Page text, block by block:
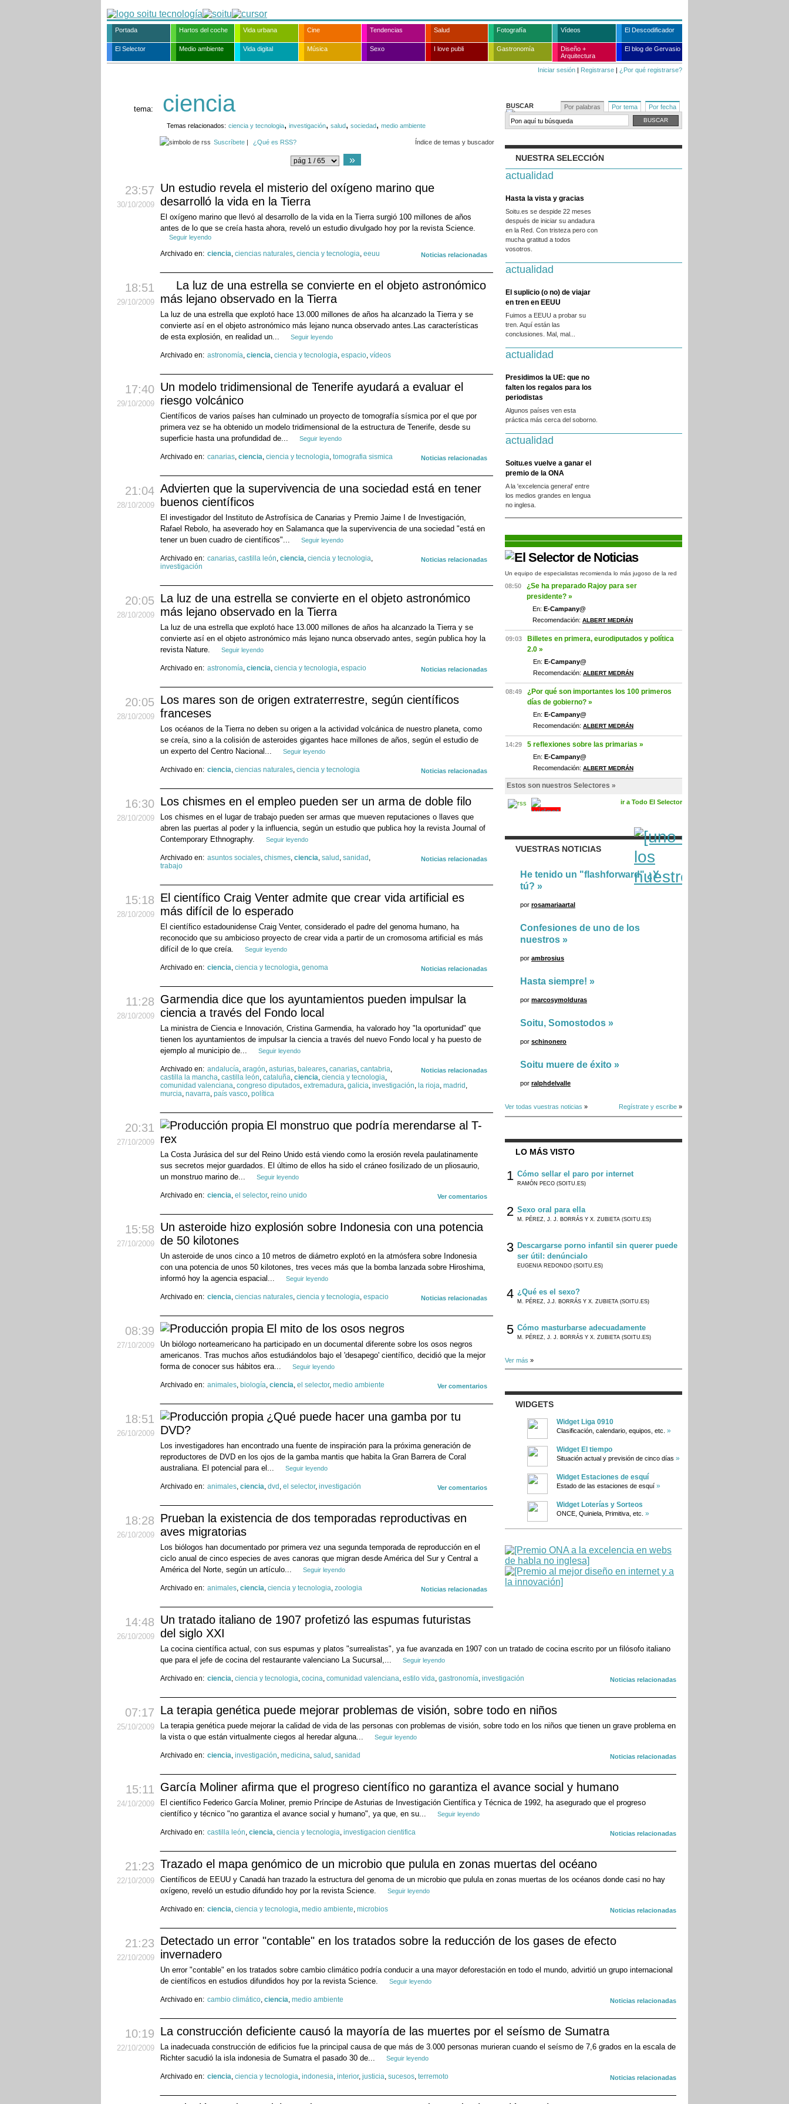
Portada Hartos del coche Vida urbana Cine Tendencias Salud Fotografía Vídeos El Descodificador
El Selector Medio ambiente Vida digital Música Sexo I love publi Gastronomía
Diseño +
Arquitectura
El blog de Gervasio
Iniciar sesión | Registrarse | ¿Por qué registrarse?
BUSCAR Por palabras Por tema Por fecha
NUESTRA SELECCIÓN
actualidad
Hasta la vista y gracias
Soitu.es se despide 22 meses
después de iniciar su andadura
en la Red. Con tristeza pero con
mucha gratitud a todos
vosotros.
actualidad
El suplicio (o no) de viajar
en tren en EEUU
Fuimos a EEUU a probar su
tren. Aquí están las
conclusiones. Mal, mal...
actualidad
Presidimos la UE: que no
falten los regalos para los
periodistas
Algunos países ven esta
práctica más cerca del soborno.
actualidad
Soitu.es vuelve a ganar el
premio de la ONA
A la 'excelencia general' entre
los medios grandes en lengua
no inglesa.
Un equipo de especialistas recomienda lo más jugoso de la red
08:50
¿Se ha preparado Rajoy para ser
presidente? »
En: E-Campany@
Recomendación: ALBERT MEDRÁN
09:03
Billetes en primera, eurodiputados y política
2.0 »
En: E-Campany@
Recomendación: ALBERT MEDRÁN
08:49
¿Por qué son importantes los 100 primeros
días de gobierno? »
En: E-Campany@
Recomendación: ALBERT MEDRÁN
14:29 5 reflexiones sobre las primarias »
En: E-Campany@
Recomendación: ALBERT MEDRÁN
Estos son nuestros Selectores »
ir a Todo El Selector
VUESTRAS NOTICIAS
He tenido un "flashforward" ¿Y
tú? »
por rosamariaartal
Confesiones de uno de los
nuestros »
por ambrosius
Hasta siempre! »
por marcosymolduras
Soitu, Somostodos »
por schinonero
Soitu muere de éxito »
por ralphdelvalle
Ver todas vuestras noticias » Regístrate y escribe »
LO MÁS VISTO
1 Cómo sellar el paro por internet
RAMÓN PECO (SOITU.ES)
2 Sexo oral para ella
M. PÉREZ, J. J. BORRÁS Y X. ZUBIETA (SOITU.ES)
3 Descargarse porno infantil sin querer puede
ser útil: denúncialo
EUGENIA REDONDO (SOITU.ES)
4 ¿Qué es el sexo?
M. PÉREZ, J.J. BORRÁS Y X. ZUBIETA (SOITU.ES)
5 Cómo masturbarse adecuadamente
M. PÉREZ, J. J. BORRÁS Y X. ZUBIETA (SOITU.ES)
Ver más »
WIDGETS
Widget Liga 0910
Clasificación, calendario, equipos, etc. »
Widget El tiempo
Situación actual y previsión de cinco días »
Widget Estaciones de esquí
Estado de las estaciones de esquí »
Widget Loterías y Sorteos
ONCE, Quiniela, Primitiva, etc. »
tema: ciencia
Temas relacionados: ciencia y tecnologia, investigación, salud, sociedad, medio ambiente
Suscríbete ¿Qué es RSS? Índice de temas y buscador
»
23:57
30/10/2009
Un estudio revela el misterio del oxígeno marino que
desarrolló la vida en la Tierra
El oxígeno marino que llevó al desarrollo de la vida en la Tierra surgió 100 millones de años
antes de lo que se creía hasta ahora, reveló un estudio divulgado hoy por la revista Science.
Seguir leyendo
Noticias relacionadas
Archivado en: ciencia, ciencias naturales, ciencia y tecnologia, eeuu
18:51
29/10/2009
La luz de una estrella se convierte en el objeto astronómico
más lejano observado en la Tierra
La luz de una estrella que explotó hace 13.000 millones de años ha alcanzado la Tierra y se
convierte así en el objeto astronómico más lejano nunca observado antes.Las características
de esta explosión, en realidad un...
Seguir leyendo
Archivado en: astronomía, ciencia, ciencia y tecnologia, espacio, vídeos
17:40
29/10/2009
Un modelo tridimensional de Tenerife ayudará a evaluar el
riesgo volcánico
Científicos de varios países han culminado un proyecto de tomografía sísmica por el que por
primera vez se ha obtenido un modelo tridimensional de la estructura de Tenerife, desde su
superficie hasta una profundidad de...
Seguir leyendo
Noticias relacionadas
Archivado en: canarias, ciencia, ciencia y tecnologia, tomografia sismica
21:04
28/10/2009
Advierten que la supervivencia de una sociedad está en tener
buenos científicos
El investigador del Instituto de Astrofísica de Canarias y Premio Jaime I de Investigación,
Rafael Rebolo, ha aseverado hoy en Salamanca que la supervivencia de una sociedad "está en
tener un buen cuadro de científicos"...
Seguir leyendo
Noticias relacionadas
Archivado en: canarias, castilla león, ciencia, ciencia y tecnologia,
investigación
20:05
28/10/2009
La luz de una estrella se convierte en el objeto astronómico
más lejano observado en la Tierra
La luz de una estrella que explotó hace 13.000 millones de años ha alcanzado la Tierra y se
convierte así en el objeto astronómico más lejano nunca observado antes, según publica hoy la
revista Nature.
Seguir leyendo
Noticias relacionadas
Archivado en: astronomía, ciencia, ciencia y tecnologia, espacio
20:05
28/10/2009
Los mares son de origen extraterrestre, según científicos
franceses
Los océanos de la Tierra no deben su origen a la actividad volcánica de nuestro planeta, como
se creía, sino a la colisión de asteroides gigantes hace millones de años, según el estudio de
un experto del Centro Nacional...
Seguir leyendo
Noticias relacionadas
Archivado en: ciencia, ciencias naturales, ciencia y tecnologia
16:30
28/10/2009
Los chismes en el empleo pueden ser un arma de doble filo
Los chismes en el lugar de trabajo pueden ser armas que mueven reputaciones o llaves que
abren las puertas al poder y la influencia, según un estudio que publica hoy la revista Journal of
Contemporary Ethnography.
Seguir leyendo
Noticias relacionadas
Archivado en: asuntos sociales, chismes, ciencia, salud , sanidad ,
trabajo
15:18
28/10/2009
El científico Craig Venter admite que crear vida artificial es
más difícil de lo esperado
El científico estadounidense Craig Venter, considerado el padre del genoma humano, ha
reconocido que su ambicioso proyecto de crear vida a partir de un cromosoma artificial es más
difícil de lo que creía.
Seguir leyendo
Noticias relacionadas
Archivado en: ciencia, ciencia y tecnologia, genoma
11:28
28/10/2009
Garmendia dice que los ayuntamientos pueden impulsar la
ciencia a través del Fondo local
La ministra de Ciencia e Innovación, Cristina Garmendia, ha valorado hoy "la oportunidad" que
tienen los ayuntamientos de impulsar la ciencia a través del nuevo Fondo local y ha puesto de
ejemplo al municipio de...
Seguir leyendo
Noticias relacionadas
Archivado en: andalucía, aragón, asturias, baleares, canarias, cantabria,
castilla la mancha, castilla león, cataluña, ciencia, ciencia y tecnologia,
comunidad valenciana, congreso diputados, extremadura, galicia, investigación, la rioja, madrid ,
murcia, navarra, país vasco, política
20:31
27/10/2009
El monstruo que podría merendarse al T-
rex
La Costa Jurásica del sur del Reino Unido está viendo como la erosión revela paulatinamente
sus secretos mejor guardados. El último de ellos ha sido el cráneo fosilizado de un pliosaurio,
un monstruo marino de...
Seguir leyendo
Ver comentarios
Archivado en: ciencia, el selector, reino unido
15:58
27/10/2009
Un asteroide hizo explosión sobre Indonesia con una potencia
de 50 kilotones
Un asteroide de unos cinco a 10 metros de diámetro explotó en la atmósfera sobre Indonesia
con una potencia de unos 50 kilotones, tres veces más que la bomba lanzada sobre Hiroshima,
informó hoy la agencia espacial...
Seguir leyendo
Noticias relacionadas
Archivado en: ciencia, ciencias naturales, ciencia y tecnologia, espacio
08:39
27/10/2009
El mito de los osos negros
Un biólogo norteamericano ha participado en un documental diferente sobre los osos negros
americanos. Tras muchos años estudiándolos bajo el 'desapego' científico, decidió que la mejor
forma de conocer sus hábitos era...
Seguir leyendo
Ver comentarios
Archivado en: animales, biología, ciencia, el selector, medio ambiente
18:51
26/10/2009
¿Qué puede hacer una gamba por tu
DVD?
Los investigadores han encontrado una fuente de inspiración para la próxima generación de
reproductores de DVD en los ojos de la gamba mantis que habita la Gran Barrera de Coral
australiana. El potencial para el...
Seguir leyendo
Ver comentarios
Archivado en: animales, ciencia, dvd , el selector, investigación
18:28
26/10/2009
Prueban la existencia de dos temporadas reproductivas en
aves migratorias
Los biólogos han documentado por primera vez una segunda temporada de reproducción en el
ciclo anual de cinco especies de aves canoras que migran desde América del Sur y Central a
América del Norte, según un artículo...
Seguir leyendo
Noticias relacionadas
Archivado en: animales, ciencia, ciencia y tecnologia, zoologia
14:48
26/10/2009
Un tratado italiano de 1907 profetizó las espumas futuristas
del siglo XXI
La cocina científica actual, con sus espumas y platos "surrealistas", ya fue avanzada en 1907 con un tratado de cocina escrito por un filósofo italiano
que para el jefe de cocina del restaurante valenciano La Sucursal,...
Seguir leyendo
Noticias relacionadas
Archivado en: ciencia, ciencia y tecnologia, cocina, comunidad valenciana, estilo vida, gastronomía, investigación
07:17
25/10/2009
La terapia genética puede mejorar problemas de visión, sobre todo en niños
La terapia genética puede mejorar la calidad de vida de las personas con problemas de visión, sobre todo en los niños que tienen un grave problema en
la vista o que están virtualmente ciegos al heredar alguna...
Seguir leyendo
Noticias relacionadas
Archivado en: ciencia, investigación, medicina, salud , sanidad
15:11
24/10/2009
García Moliner afirma que el progreso científico no garantiza el avance social y humano
El científico Federico García Moliner, premio Príncipe de Asturias de Investigación Científica y Técnica de 1992, ha asegurado que el progreso
científico y técnico "no garantiza el avance social y humano", ya que, en su...
Seguir leyendo
Noticias relacionadas
Archivado en: castilla león, ciencia, ciencia y tecnologia, investigacion cientifica
21:23
22/10/2009
Trazado el mapa genómico de un microbio que pulula en zonas muertas del océano
Científicos de EEUU y Canadá han trazado la estructura del genoma de un microbio que pulula en zonas muertas de los océanos donde casi no hay
oxígeno, reveló un estudio difundido hoy por la revista Science.
Seguir leyendo
Noticias relacionadas
Archivado en: ciencia, ciencia y tecnologia, medio ambiente, microbios
21:23
22/10/2009
Detectado un error "contable" en los tratados sobre la reducción de los gases de efecto
invernadero
Un error "contable" en los tratados sobre cambio climático podría conducir a una mayor deforestación en todo el mundo, advirtió un grupo internacional
de científicos en estudios difundidos hoy por la revista Science.
Seguir leyendo
Noticias relacionadas
Archivado en: cambio climático, ciencia, medio ambiente
10:19
22/10/2009
La construcción deficiente causó la mayoría de las muertes por el seísmo de Sumatra
La inadecuada construcción de edificios fue la principal causa de que más de 3.000 personas murieran cuando el seísmo de 7,6 grados en la escala de
Richter sacudió la isla indonesia de Sumatra el pasado 30 de...
Seguir leyendo
Noticias relacionadas
Archivado en: ciencia, ciencia y tecnologia, indonesia, interior, justicia, sucesos, terremoto